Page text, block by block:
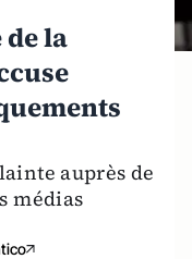
la
auprès de
médias